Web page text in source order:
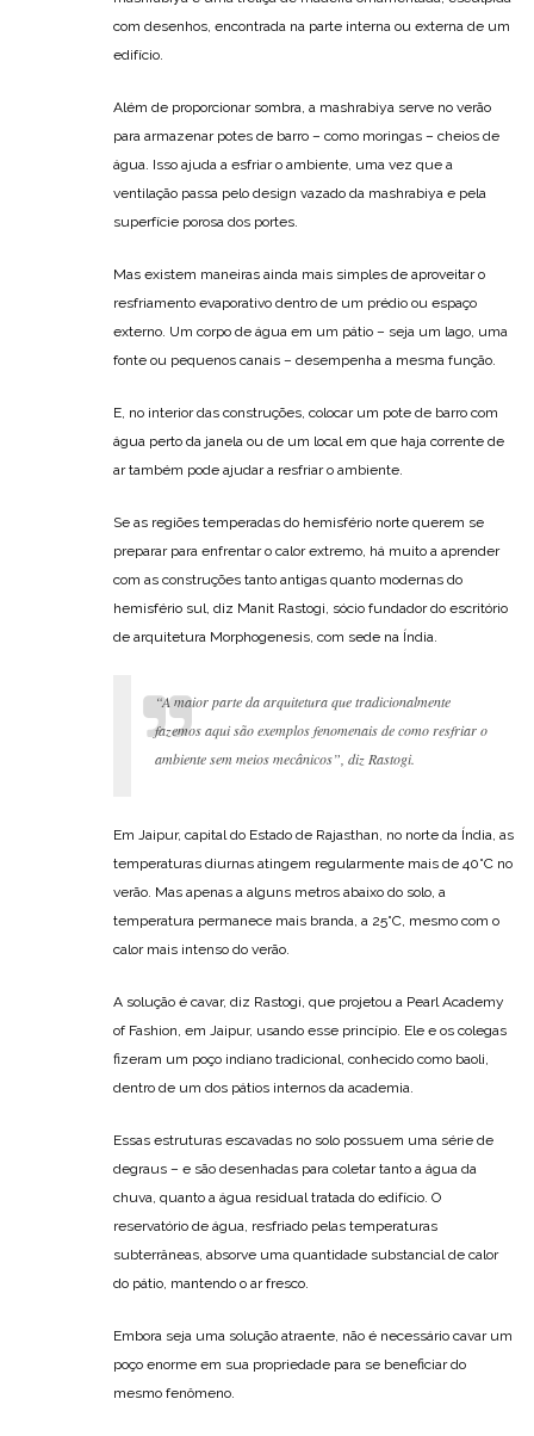
com desenhos, encontrada na parte interna ou externa de um
edifício.
Além de proporcionar sombra, a mashrabiya serve no verão
para armazenar potes de barro – como moringas – cheios de
água. Isso ajuda a esfriar o ambiente, uma vez que a
ventilação passa pelo design vazado da mashrabiya e pela
superfície porosa dos portes.
Mas existem maneiras ainda mais simples de aproveitar o
resfriamento evaporativo dentro de um prédio ou espaço
externo. Um corpo de água em um pátio – seja um lago, uma
fonte ou pequenos canais – desempenha a mesma função.
E, no interior das construções, colocar um pote de barro com
água perto da janela ou de um local em que haja corrente de
ar também pode ajudar a resfriar o ambiente.
Se as regiões temperadas do hemisfério norte querem se
preparar para enfrentar o calor extremo, há muito a aprender
com as construções tanto antigas quanto modernas do
hemisfério sul, diz Manit Rastogi, sócio fundador do escritório
de arquitetura Morphogenesis, com sede na Índia.
“A maior parte da arquitetura que tradicionalmente
fazemos aqui são exemplos fenomenais de como resfriar o
ambiente sem meios mecânicos”, diz Rastogi.
Em Jaipur, capital do Estado de Rajasthan, no norte da Índia, as
temperaturas diurnas atingem regularmente mais de 40°C no
verão. Mas apenas a alguns metros abaixo do solo, a
temperatura permanece mais branda, a 25°C, mesmo com o
calor mais intenso do verão.
A solução é cavar, diz Rastogi, que projetou a Pearl Academy
of Fashion, em Jaipur, usando esse princípio. Ele e os colegas
fizeram um poço indiano tradicional, conhecido como baoli,
dentro de um dos pátios internos da academia.
Essas estruturas escavadas no solo possuem uma série de
degraus – e são desenhadas para coletar tanto a água da
chuva, quanto a água residual tratada do edifício. O
reservatório de água, resfriado pelas temperaturas
subterrâneas, absorve uma quantidade substancial de calor
do pátio, mantendo o ar fresco.
Embora seja uma solução atraente, não é necessário cavar um
poço enorme em sua propriedade para se beneficiar do
mesmo fenômeno.